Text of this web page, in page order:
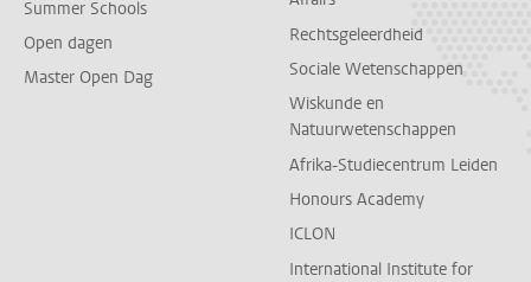
Summer Schools
Open dagen
Master Open Dag
Rechtsgeleerdheid
Sociale Wetenschappen
Wiskunde en
Natuurwetenschappen
Afrika-Studiecentrum Leiden
Honours Academy
ICLON
International Institute for